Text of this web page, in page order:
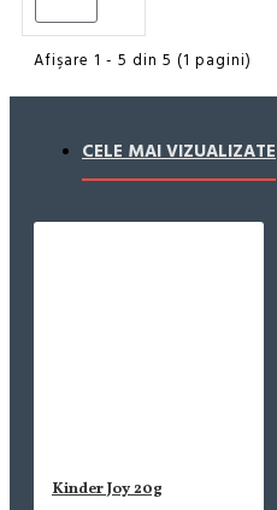
Afişare 1 - 5 din 5 (1 pagini)
CELE MAI VIZUALIZATE
Kinder Joy 20g